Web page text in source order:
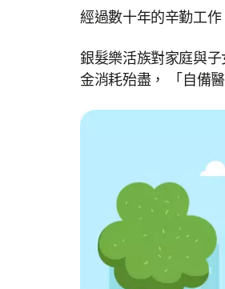
經過數十年的辛勤工作
銀髮樂活族對家庭與
金消耗殆盡， 「自備